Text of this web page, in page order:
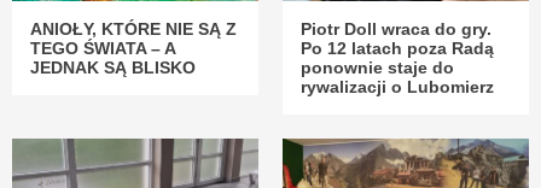
ANIOŁY, KTÓRE NIE SĄ Z
TEGO ŚWIATA – A
JEDNAK SĄ BLISKO
Piotr Doll wraca do gry.
Po 12 latach poza Radą
ponownie staje do
rywalizacji o Lubomierz